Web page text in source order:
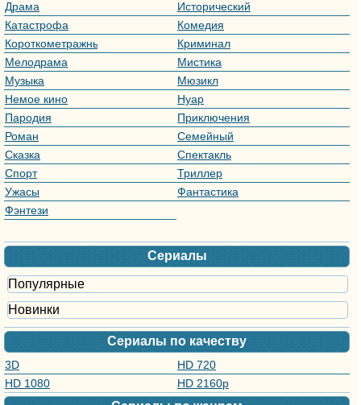
Драма
Исторический
Катастрофа
Комедия
Короткометражный
Криминал
Мелодрама
Мистика
Музыка
Мюзикл
Немое кино
Нуар
Пародия
Приключения
Роман
Семейный
Сказка
Спектакль
Спорт
Триллер
Ужасы
Фантастика
Фэнтези
Сериалы
Популярные
Новинки
Сериалы по качеству
3D
HD 720
HD 1080
HD 2160р